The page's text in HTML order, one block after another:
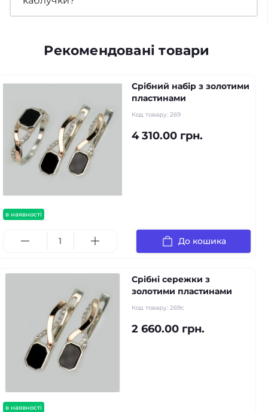
Рекомендовані товари
в наявності
Срібний набір з золотими
пластинами
Код товару: 269
4 310.00 грн.
До кошика
в наявності
Срібні сережки з
золотими пластинами
Код товару: 269с
2 660.00 грн.